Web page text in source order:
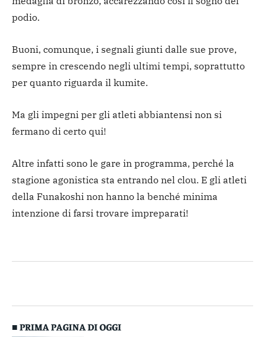
podio.
Buoni, comunque, i segnali giunti dalle sue prove,
sempre in crescendo negli ultimi tempi, soprattutto
per quanto riguarda il kumite.
Ma gli impegni per gli atleti abbiantensi non si
fermano di certo qui!
Altre infatti sono le gare in programma, perché la
stagione agonistica sta entrando nel clou. E gli atleti
della Funakoshi non hanno la benché minima
intenzione di farsi trovare impreparati!
■ PRIMA PAGINA DI OGGI